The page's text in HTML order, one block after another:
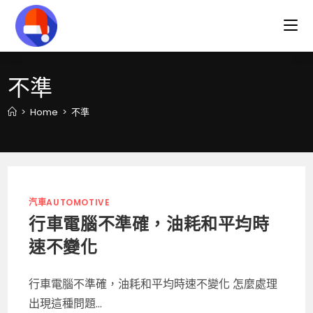
content
不準
> Home > 不準
汽車AUTOMOTIVE
行車電腦不準確，油耗和平均時
速不變化
行車電腦不準確，油耗和平均時速不變化 怎麼處理
出現這種問題...